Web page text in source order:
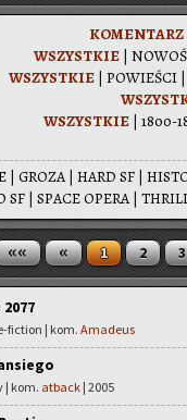
KO­MEN­TARZ
WSZYST­KIE |
WSZYST­KIE | PO­WIE­ŚCI
WSZYST­KIE | 1800-
| GROZA| HARD SF |
SF | SPACE OPERA|
«« « 1 2 3
fiction | kom.Amadeus
| kom. atback | 2005